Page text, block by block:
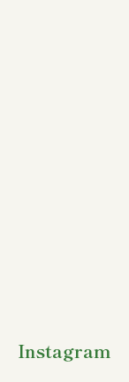
Instagram